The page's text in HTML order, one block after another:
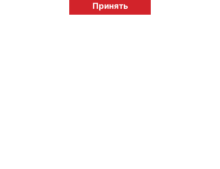
licensingrussia.ru, 2009-2026 12+
Принять